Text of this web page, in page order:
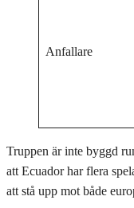
Anfallare
Truppen är inte byggd
att Ecuador har flera
att stå upp mot både